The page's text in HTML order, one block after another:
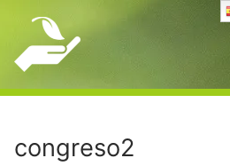
contenido
congreso2